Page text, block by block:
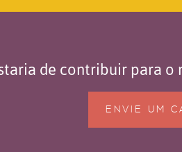
de contribuir para o
ENVIE UM